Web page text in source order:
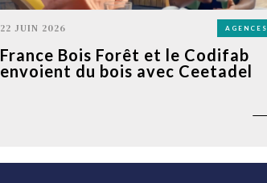
22 JUIN 2026 AGENCES
France Bois Forêt et le Codifab
envoient du bois avec Ceetadel